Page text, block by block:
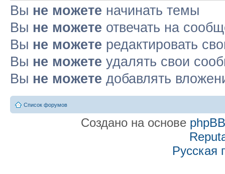
Вы не можете начинать темы
Вы не можете отвечать на
Вы не можете редактировать
Вы не можете удалять свои
Вы не можете добавлять
Список форумов
Создано на основе phpBB
Русская